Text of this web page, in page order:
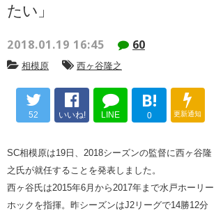
たい」
2018.01.19 16:45 60
相模原 西ヶ谷隆之
52 いいね! LINE
B!
0 更新通知
SC相模原は19日、2018シーズンの監督に西ヶ谷隆
之氏が就任することを発表しました。
西ヶ谷氏は2015年6月から2017年まで水戸ホーリー
ホックを指揮。昨シーズンはJ2リーグで14勝12分